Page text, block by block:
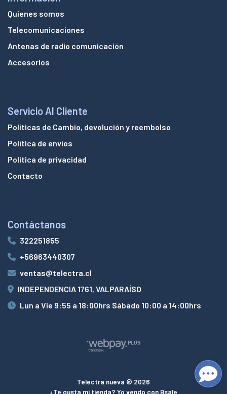
Quienes somos
Telecomunicaciones
Antenas de radio comunicación
Accesorios
Servicio Al Cliente
Políticas de Cambio, devolución y reembolso
Política de envíos
Política de privacidad
Contacto
Contáctanos
322251855
+56963440307
ventas@telectra.cl
INDEPENDENCIA 1761, VALPARAÍSO
Lun a Vie 9:55 a 18:00hrs Sábado 10:00 a 14:00hrs
Telectra nueva © 2026
¿Te gusta mi tienda? Yo vendo con Bsale